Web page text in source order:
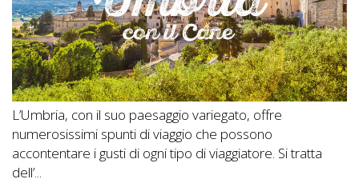
L’Umbria, con il suo paesaggio variegato, offre
numerosissimi spunti di viaggio che possono
accontentare i gusti di ogni tipo di viaggiatore. Si tratta
dell’...